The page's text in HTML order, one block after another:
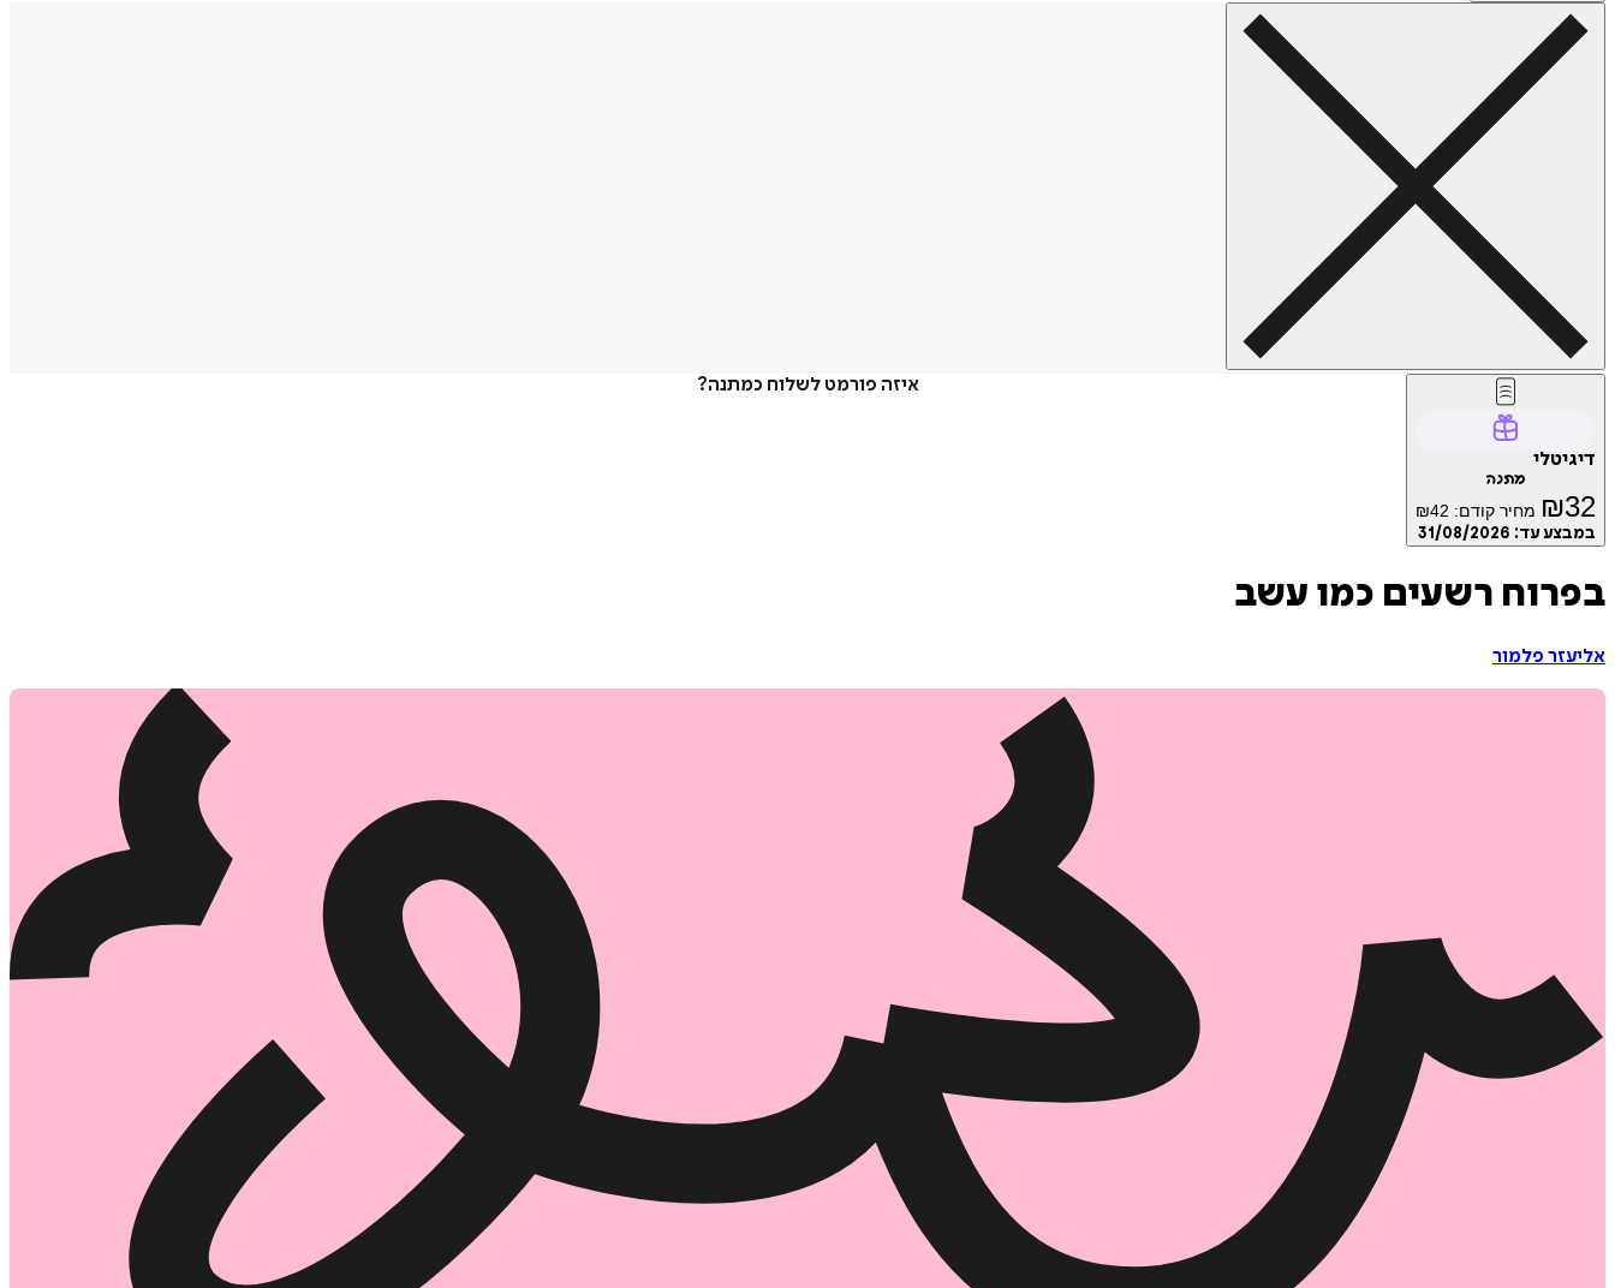
איזה פורמט לשלוח כמתנה?
דיגיטלי
מתנה
₪32 מחיר קודם: ₪42
במבצע עד: 31/08/2026
בפרוח רשעים כמו עשב
אליעזר פלמור